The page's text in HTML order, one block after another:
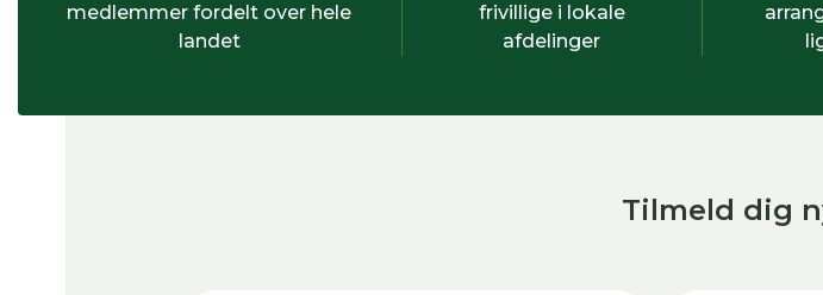
medlemmer fordelt over hele
landet
frivillige i lokale
afdelinger
Tilmeld dig